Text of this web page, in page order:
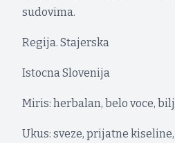
sudovima.
Regija. Stajerska
Istocna Slovenija
Miris: herbalan, belo voce,
Ukus: sveze, prijatne